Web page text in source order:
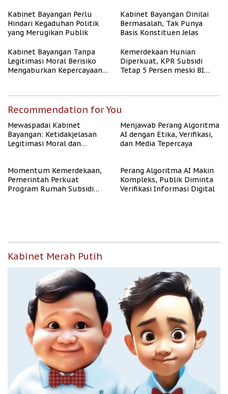
Kabinet Bayangan Perlu
Hindari Kegaduhan Politik
yang Merugikan Publik
Kabinet Bayangan Dinilai
Bermasalah, Tak Punya
Basis Konstituen Jelas
Kabinet Bayangan Tanpa
Legitimasi Moral Berisiko
Mengaburkan Kepercayaan
Kemerdekaan Hunian
Diperkuat, KPR Subsidi
Tetap 5 Persen meski BI
Recommendation for You
Mewaspadai Kabinet
Bayangan: Ketidakjelasan
Legitimasi Moral dan
Menjawab Perang Algoritma
AI dengan Etika, Verifikasi,
dan Media Tepercaya
Momentum Kemerdekaan,
Pemerintah Perkuat
Program Rumah Subsidi
Perang Algoritma AI Makin
Kompleks, Publik Diminta
Verifikasi Informasi Digital
Kabinet Merah Putih